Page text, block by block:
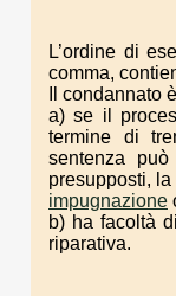
L’ordine di
comma,
Il condannato
a) se il
termine di
sentenza
presupposti, la
impugnazione
b) ha facoltà
riparativa.